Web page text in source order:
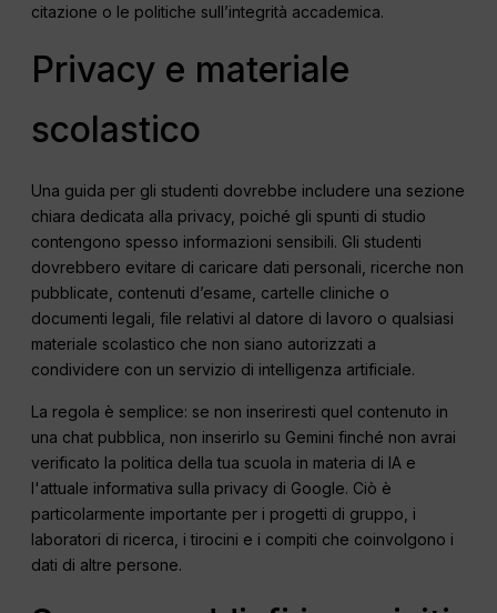
citazione o le politiche sull’integrità accademica.
Privacy e materiale
scolastico
Una guida per gli studenti dovrebbe includere una sezione
chiara dedicata alla privacy, poiché gli spunti di studio
contengono spesso informazioni sensibili. Gli studenti
dovrebbero evitare di caricare dati personali, ricerche non
pubblicate, contenuti d’esame, cartelle cliniche o
documenti legali, file relativi al datore di lavoro o qualsiasi
materiale scolastico che non siano autorizzati a
condividere con un servizio di intelligenza artificiale.
La regola è semplice: se non inseriresti quel contenuto in
una chat pubblica, non inserirlo su Gemini finché non avrai
verificato la politica della tua scuola in materia di IA e
l'attuale informativa sulla privacy di Google. Ciò è
particolarmente importante per i progetti di gruppo, i
laboratori di ricerca, i tirocini e i compiti che coinvolgono i
dati di altre persone.